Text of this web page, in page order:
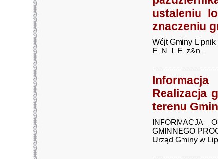
ustaleniu
znaczeniu
Wójt Gminy
E N I E z&n...
Realizacja
terenu
INFORMACJA
GMINNEGO
Urząd Gminy w